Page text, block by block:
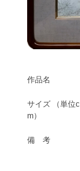
作品名
サイズ （単位c
m）
備 考